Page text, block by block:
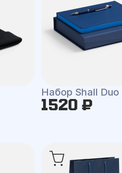
Набор Shall Duo
1520 ₽